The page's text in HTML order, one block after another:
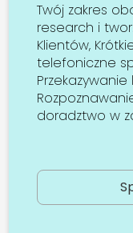
Twój zakres
research i
Klientów,
telefoniczne
doradztwo w